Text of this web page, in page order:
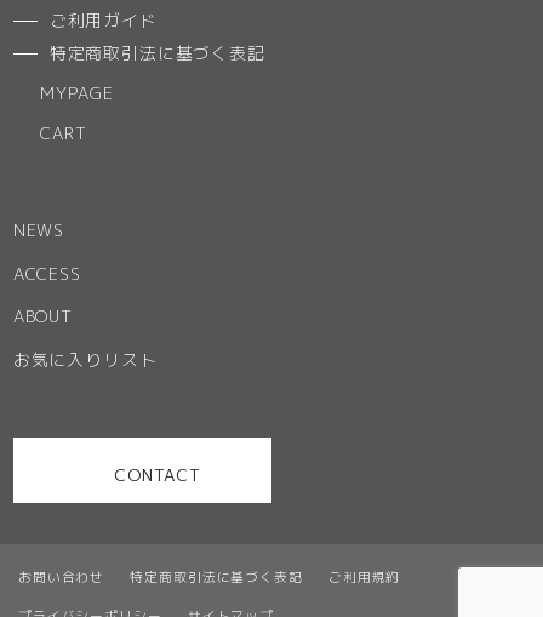
お問い合わせ 特定商取引法に基づく表記 ご利用規約
ご利用ガイド
特定商取引法に基づく表記
MYPAGE
CART
NEWS
ACCESS
ABOUT
お気に入りリスト
CONTACT